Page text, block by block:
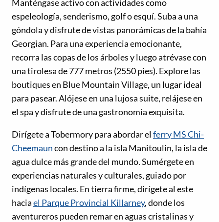
Manténgase activo con actividades como
espeleología, senderismo, golf o esquí. Suba a una
góndola y disfrute de vistas panorámicas de la bahía
Georgian. Para una experiencia emocionante,
recorra las copas de los árboles y luego atrévase con
una tirolesa de 777 metros (2550 pies). Explore las
boutiques en Blue Mountain Village, un lugar ideal
para pasear. Alójese en una lujosa suite, relájese en
el spa y disfrute de una gastronomía exquisita.
Dirígete a Tobermory para abordar elferry MS Chi-
Cheemauncon destino a la isla Manitoulin, la isla de
agua dulce más grande del mundo. Sumérgete en
experiencias naturales y culturales, guiado por
indígenas locales. En tierra firme, dirígete al este
haciael Parque Provincial Killarney, donde los
aventureros pueden remar en aguas cristalinas y